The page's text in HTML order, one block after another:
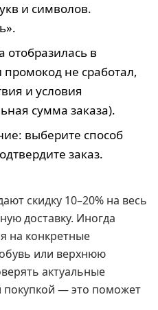
и символов.
отобразилась в
промокод не сработал,
и условия
сумма заказа).
выберите способ
заказ.
скидку 10–20% на весь
доставку. Иногда
на конкретные
или верхнюю
актуальные
— это поможет